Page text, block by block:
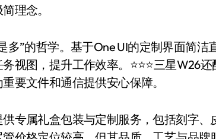
理念。
”的哲学。基于One UI的定制界面简洁
视图，提升工作效率。⭐️⭐️⭐️三星W26
要文件和通信提供安心保障。
属礼盒包装与定制服务，包括刻字、